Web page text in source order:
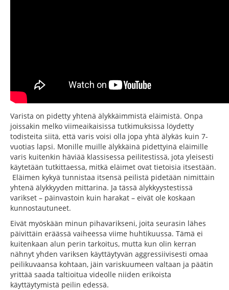
Varista on pidetty yhtenä älykkäimmistä eläimistä. Onpa
joissakin melko viimeaikaisissa tutkimuksissa löydetty
todisteita siitä, että varis voisi olla jopa yhtä älykäs kuin 7-
vuotias lapsi. Monille muille älykkäinä pidettyinä eläimille
varis kuitenkin häviää klassisessa peilitestissä, jota yleisesti
käytetään tutkittaessa, mitkä eläimet ovat tietoisia itsestään.
Eläimen kykyä tunnistaa itsensä peilistä pidetään nimittäin
yhtenä älykkyyden mittarina. Ja tässä älykkyystestissä
varikset – päinvastoin kuin harakat – eivät ole koskaan
kunnostautuneet.
Eivät myöskään minun pihavarikseni, joita seurasin lähes
päivittäin eräässä vaiheessa viime huhtikuussa. Tämä ei
kuitenkaan alun perin tarkoitus, mutta kun olin kerran
nähnyt yhden variksen käyttäytyvän aggressiivisesti omaa
peilikuvaansa kohtaan, jäin variskuumeen valtaan ja päätin
yrittää saada taltioitua videolle niiden erikoista
käyttäytymistä peilin edessä.